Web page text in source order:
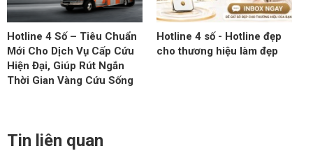
Hotline 4 Số – Tiêu Chuẩn
Mới Cho Dịch Vụ Cấp Cứu
Hiện Đại, Giúp Rút Ngắn
Thời Gian Vàng Cứu Sống
Hotline 4 số - Hotline đẹp
cho thương hiệu làm đẹp
Tin liên quan